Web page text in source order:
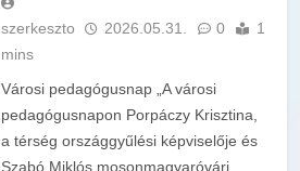
szerkeszto 2026.05.31. 0
1
mins
Városi pedagógusnap „A városi
pedagógusnapon Porpáczy Krisztina,
a térség országgyűlési képviselője és
Szabó Miklós mosonmagyaróvári